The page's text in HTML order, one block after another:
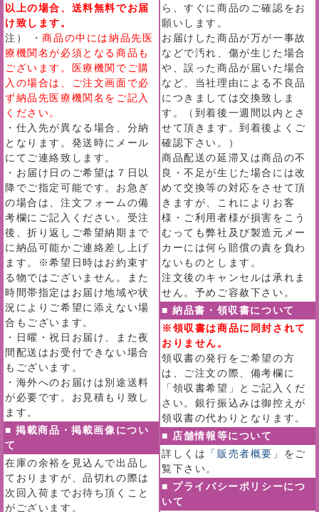
以上の場合、送料無料でお届
け致します。
注） ・商品の中には納品先医
療機関名が必須となる商品も
ございます。医療機関でご購
入の場合は、ご注文画面で必
ず納品先医療機関名をご記入
ください。
・仕入先が異なる場合、分納
となります。発送時にメール
にてご連絡致します。
・お届け日のご希望は７日以
降でご指定可能です。お急ぎ
の場合は、注文フォームの備
考欄にご記入ください。受注
後、折り返しご希望納期まで
に納品可能かご連絡差し上げ
ます。※希望日時はお約束す
る物ではございません。また
時間帯指定はお届け地域や状
況によりご希望に添えない場
合もございます。
・日曜・祝日お届け、また夜
間配送はお受付できない場合
もございます。
・海外へのお届けは別途送料
が必要です。お見積もり致し
ます。
■ 掲載商品・掲載画像につい
て
在庫の余裕を見込んで出品し
ておりますが、品切れの際は
次回入荷までお待ち頂くこと
がございます。
ら、すぐに商品のご確認をお
願いします。
お届けした商品が万が一事故
などで汚れ、傷が生じた場合
や、誤った商品が届いた場合
など、当社理由による不良品
につきましては交換致しま
す。（到着後一週間以内とさ
せて頂きます。到着後よくご
確認下さい。）
商品配送の延滞又は商品の不
良・不足が生じた場合には改
めて交換等の対応をさせて頂
きますが、これによりお客
様・ご利用者様が損害をこう
むっても弊社及び製造元メー
カーには何ら賠償の責を負わ
ないものとします。
注文後のキャンセルは承れま
せん。予めご容赦下さい。
■ 納品書・領収書について
※領収書は商品に同封されて
おりません。
領収書の発行をご希望の方
は、ご注文の際、備考欄に
「領収書希望」とご記入くだ
さい。銀行振込みは御控えが
領収書の代わりとなります。
■ 店舗情報等について
詳しくは
「販売者概要」 をご
覧下さい。
■ プライバシーポリシーにつ
いて